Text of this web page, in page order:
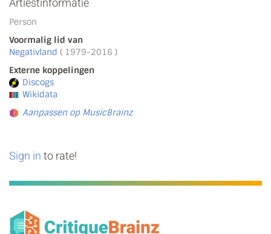
Artiestinformatie
Person
Voormalig lid van
Negativland ( 1979-2016 )
Externe koppelingen
Discogs
Wikidata
Aanpassen op MusicBrainz
Sign in to rate!